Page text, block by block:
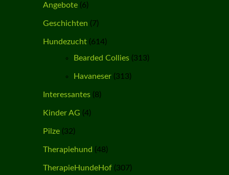
Angebote (6)
Geschichten (7)
Hundezucht (614)
Bearded Collies (313)
Havaneser (313)
Interessantes (8)
Kinder AG (4)
Pilze (32)
Therapiehund (48)
TherapieHundeHof (307)